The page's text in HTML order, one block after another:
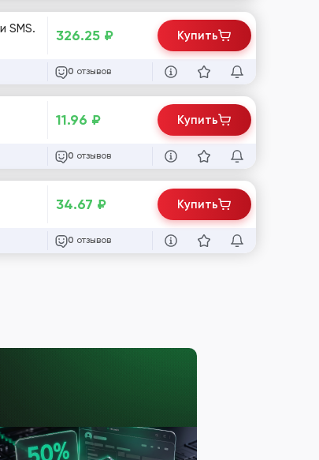
SMS.
326.25 ₽
0 отзывов
Купить
11.96 ₽
0 отзывов
Купить
34.67 ₽
0 отзывов
Купить